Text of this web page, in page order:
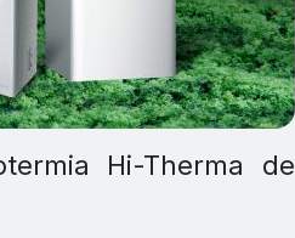
Hi-Therma de